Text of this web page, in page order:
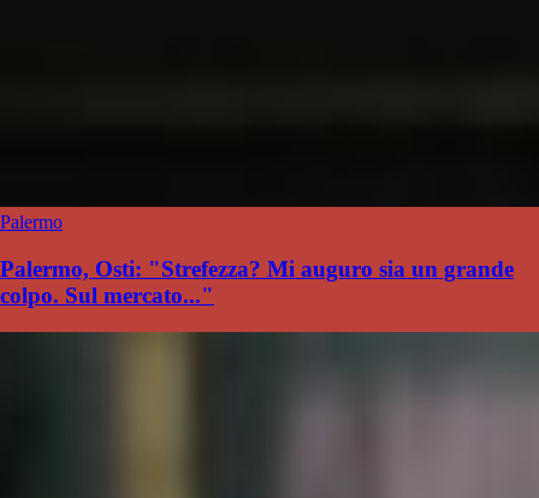
Palermo
Palermo, Osti: "Strefezza? Mi auguro sia un grande
colpo. Sul mercato..."